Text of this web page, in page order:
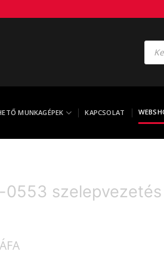
MUNKAGÉPEK KAPCSOLAT
0553